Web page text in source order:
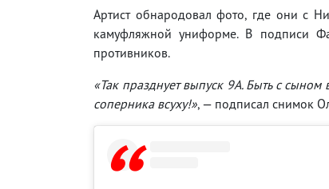
Артист обнародовал фото, где они с
камуфляжной униформе. В подписи
противников.
«Так празднует выпуск 9А. Быть с
соперника всуху!», — подписал снимок